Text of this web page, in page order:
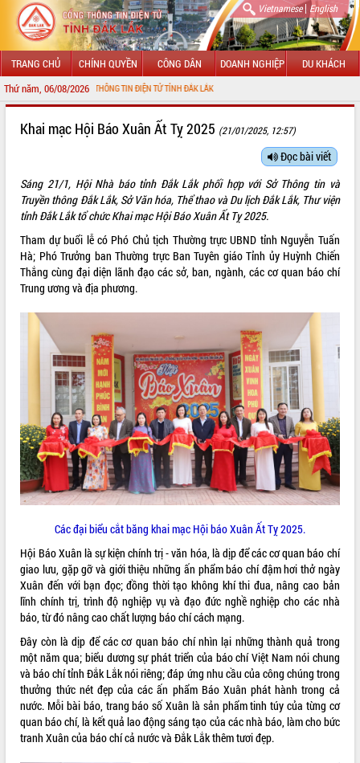
Vietnamese| English
TRANG CHỦ CHÍNH QUYỀN CÔNG DÂN DOANH NGHIỆP DU KHÁCH
Thứ năm, 06/08/2026
VỚI CỔNG THÔNG TIN ĐIỆN TỬ TỈNH ĐẮK LẮK
TIN TỨC SỰ KIỆN
SỞ, BAN, NGÀNH
UBND CÁC XÃ, PHƯỜNG
THÔNG TIN CHỈ ĐẠO ĐIỀU HÀNH
HỆ THỐNG VĂN BẢN
VĂN BẢN HĐND TỈNH
ĐIỂM TIN VĂN BẢN
QUY HOẠCH - KẾ HOẠCH
VIDEO
Khai mạc Hội Báo Xuân Ất Tỵ 2025 (21/01/2025, 12:57)
Đọc bài viết
Sáng 21/1, Hội Nhà báo tỉnh Đắk Lắk phối hợp với Sở Thông tin và
Truyền thông Đắk Lắk, Sở Văn hóa, Thể thao và Du lịch Đắk Lắk, Thư viện
tỉnh Đắk Lắk tổ chức Khai mạc Hội Báo Xuân Ất Tỵ 2025.
Tham dự buổi lễ có Phó Chủ tịch Thường trực UBND tỉnh Nguyễn Tuấn
Hà; Phó Trưởng ban Thường trực Ban Tuyên giáo Tỉnh ủy Huỳnh Chiến
Thắng cùng đại diện lãnh đạo các sở, ban, ngành, các cơ quan báo chí
Trung ương và địa phương.
Các đại biểu cắt băng khai mạc Hội báo Xuân Ất Tỵ 2025.
Hội Báo Xuân là sự kiện chính trị - văn hóa, là dịp để các cơ quan báo chí
giao lưu, gặp gỡ và giới thiệu những ấn phẩm báo chí đậm hơi thở ngày
Xuân đến với bạn đọc; đồng thời tạo không khí thi đua, nâng cao bản
lĩnh chính trị, trình độ nghiệp vụ và đạo đức nghề nghiệp cho các nhà
báo, từ đó nâng cao chất lượng báo chí cách mạng.
Đây còn là dịp để các cơ quan báo chí nhìn lại những thành quả trong
một năm qua; biểu dương sự phát triển của báo chí Việt Nam nói chung
và báo chí tỉnh Đắk Lắk nói riêng; đáp ứng nhu cầu của công chúng trong
thưởng thức nét đẹp của các ấn phẩm Báo Xuân phát hành trong cả
nước. Mỗi bài báo, trang báo số Xuân là sản phẩm tinh túy của từng cơ
quan báo chí, là kết quả lao động sáng tạo của các nhà báo, làm cho bức
tranh Xuân của báo chí cả nước và Đắk Lắk thêm tươi đẹp.